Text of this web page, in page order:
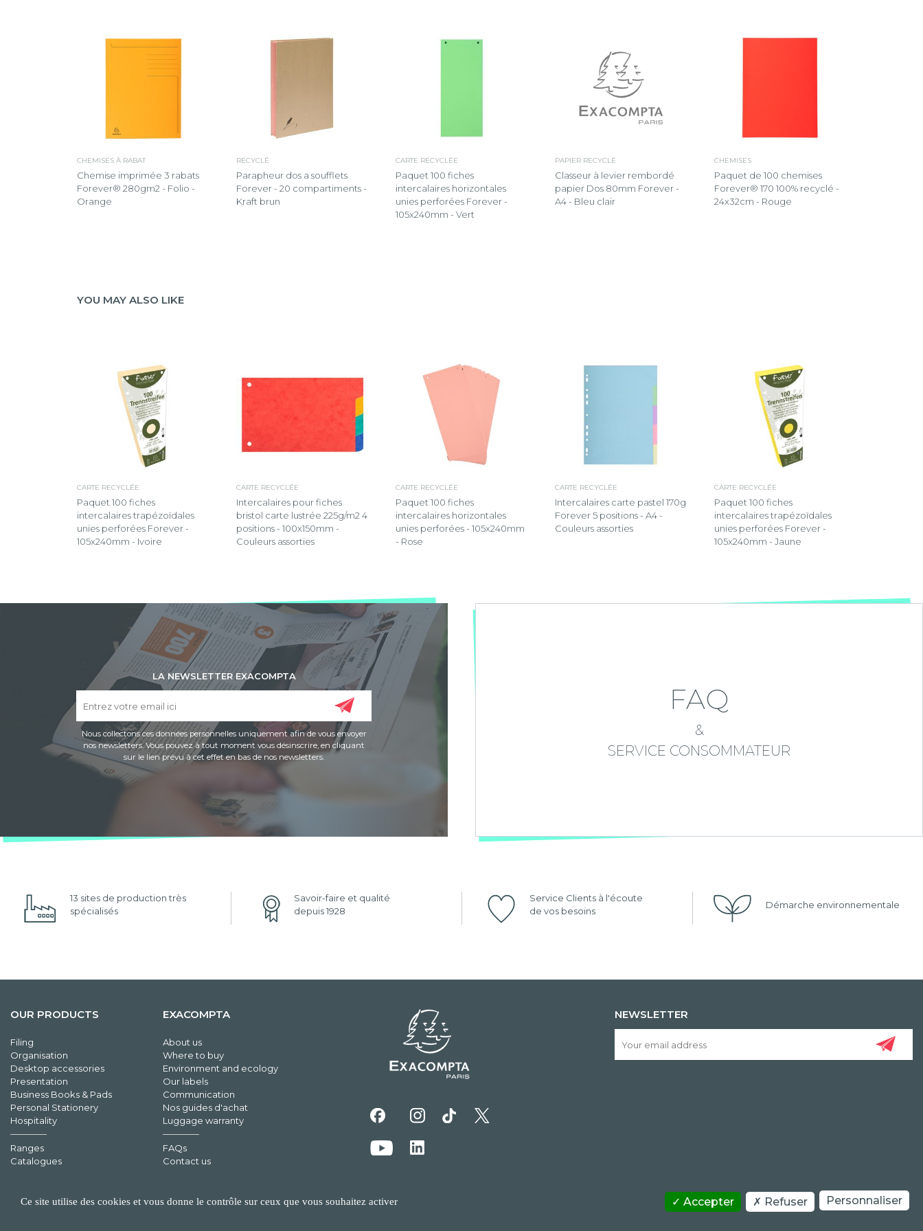
CHEMISES À RABAT
Chemise imprimée 3 rabats
Forever® 280gm2 - Folio -
Orange
RECYCLÉ
Parapheur dos a soufflets
Forever - 20 compartiments -
Kraft brun
CARTE RECYCLÉE
Paquet 100 fiches
intercalaires horizontales
unies perforées Forever -
105x240mm - Vert
PAPIER RECYCLÉ
Classeur à levier rembordé
papier Dos 80mm Forever -
A4 - Bleu clair
CHEMISES
Paquet de 100 chemises
Forever® 170 100% recyclé -
24x32cm - Rouge
YOU MAY ALSO LIKE
CARTE RECYCLÉE
Paquet 100 fiches
intercalaires trapézoïdales
unies perforées Forever -
105x240mm - Ivoire
CARTE RECYCLÉE
Intercalaires pour fiches
bristol carte lustrée 225g/m2 4
positions - 100x150mm -
Couleurs assorties
CARTE RECYCLÉE
Paquet 100 fiches
intercalaires horizontales
unies perforées - 105x240mm
- Rose
CARTE RECYCLÉE
Intercalaires carte pastel 170g
Forever 5 positions - A4 -
Couleurs assorties
CARTE RECYCLÉE
Paquet 100 fiches
intercalaires trapézoïdales
unies perforées Forever -
105x240mm - Jaune
LA NEWSLETTER EXACOMPTA
Nous collectons ces données personnelles uniquement afin de vous envoyer
nos newsletters. Vous pouvez à tout moment vous désinscrire, en cliquant
sur le lien prévu à cet effet en bas de nos newsletters.
FAQ
&
SERVICE CONSOMMATEUR
13 sites de production très
spécialisés
Savoir-faire et qualité
depuis 1928
Service Clients à l'écoute
de vos besoins
Démarche environnementale
OUR PRODUCTS
Filing
Organisation
Desktop accessories
Presentation
Business Books & Pads
Personal Stationery
Hospitality
Ranges
Catalogues
EXACOMPTA
About us
Where to buy
Environment and ecology
Our labels
Communication
Nos guides d'achat
Luggage warranty
FAQs
Contact us
NEWSLETTER
Ce site utilise des cookies et vous donne le contrôle sur ceux que vous souhaitez activer Accepter Refuser Personnaliser